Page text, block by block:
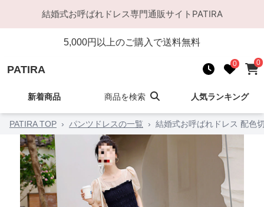
結婚式お呼ばれドレス専門通販サイト PATIRA
5,000円以上のご購入で送料無料
PATIRA 0 0
新着商品 商品を検索 人気ランキング
PATIRA TOP › パンツドレスの一覧 › 結婚式お呼ばれドレス 配色